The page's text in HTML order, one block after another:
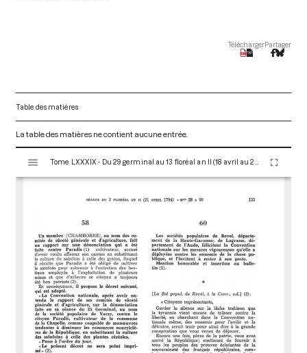
TéléchargerPartager
Table des matières
La table des matières ne contient aucune entrée.
s